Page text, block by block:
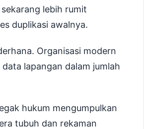
lebih rumit
duplikasi awalnya.
Organisasi modern
lapangan dalam jumlah
hukum mengumpulkan
tubuh dan rekaman